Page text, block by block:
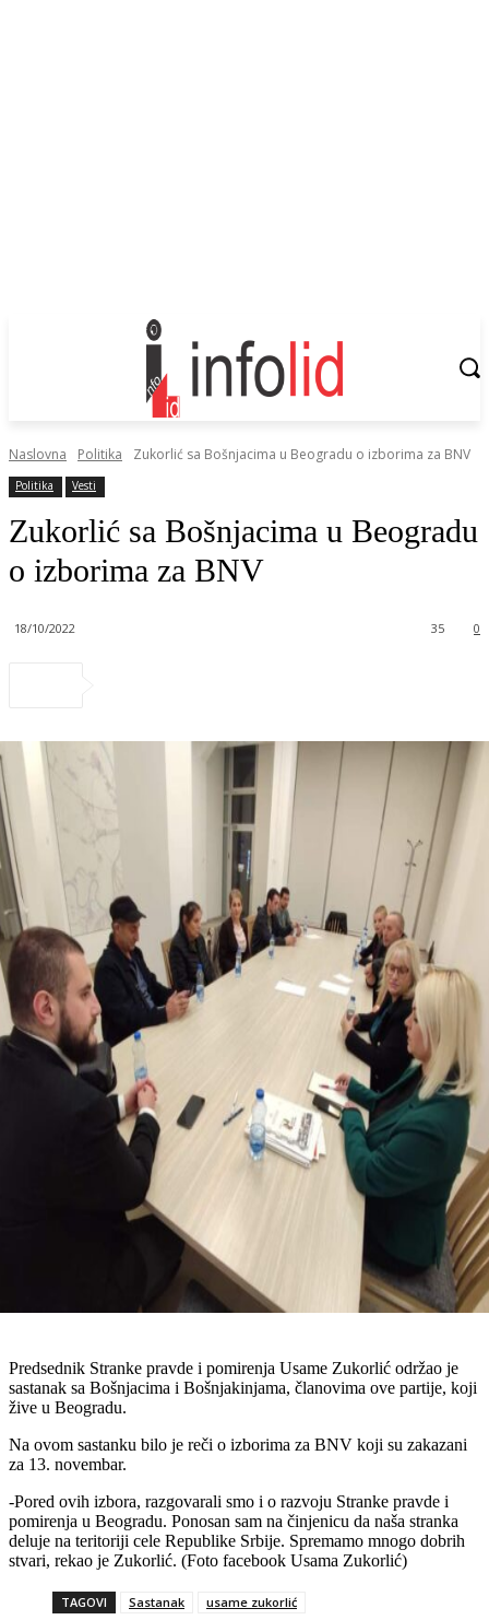
Naslovna Politika Zukorlić sa Bošnjacima u Beogradu o izborima za BNV
Politika Vesti
Zukorlić sa Bošnjacima u Beogradu
o izborima za BNV
18/10/2022 0
35
Predsednik Stranke pravde i pomirenja Usame Zukorlić održao je
sastanak sa Bošnjacima i Bošnjakinjama, članovima ove partije, koji
žive u Beogradu.
Na ovom sastanku bilo je reči o izborima za BNV koji su zakazani
za 13. novembar.
-Pored ovih izbora, razgovarali smo i o razvoju Stranke pravde i
pomirenja u Beogradu. Ponosan sam na činjenicu da naša stranka
deluje na teritoriji cele Republike Srbije. Spremamo mnogo dobrih
stvari, rekao je Zukorlić. (Foto facebook Usama Zukorlić)
TAGOVI Sastanak usame zukorlić